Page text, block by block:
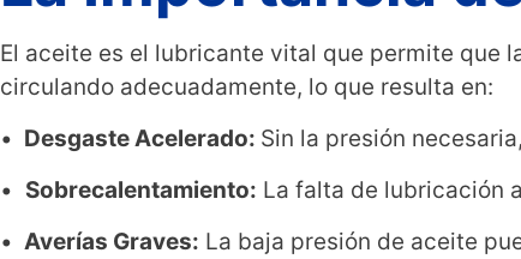
El aceite es el lubricante vital que permite que
circulando adecuadamente, lo que resulta en:
• Desgaste Acelerado: Sin la presión
• Sobrecalentamiento: La falta de lubricación
• Averías Graves: La baja presión de aceite